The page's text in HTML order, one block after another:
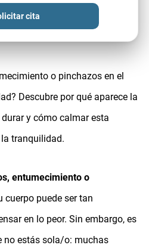
cita
o pinchazos en el
Descubre por qué aparece la
y cómo calmar esta
tranquilidad.
entumecimiento o
cuerpo puede ser tan
en lo peor. Sin embargo, es
no estás sola/o: muchas